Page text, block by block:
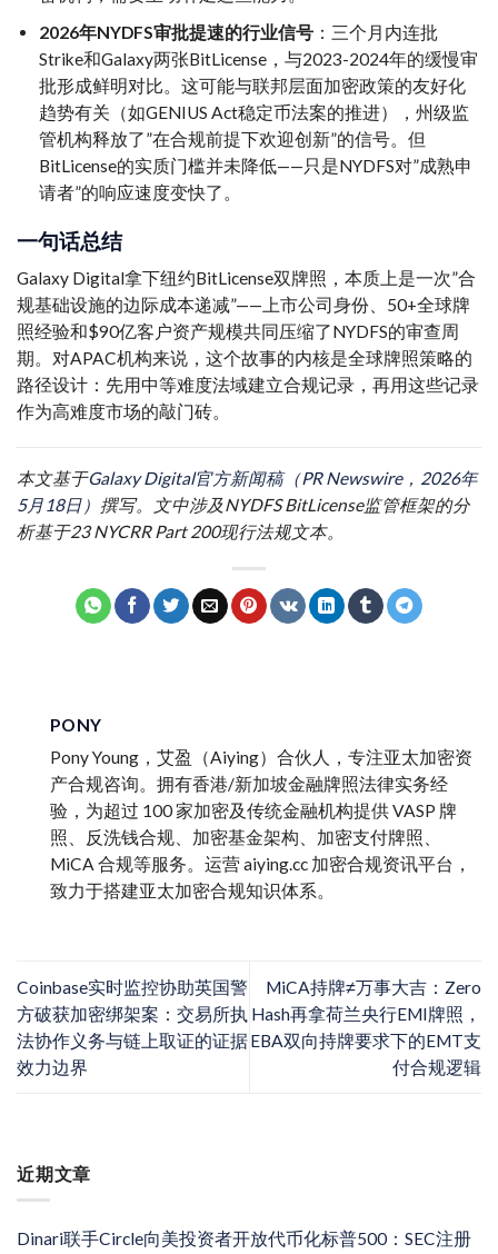
近期文章
Dinari联手Circle向美投资者开放代币化标普500：SEC注册
2026年NYDFS审批提速的行业信号 ：三个月内连批
Strike和Galaxy两张BitLicense，与2023-2024年的缓慢审
批形成鲜明对比。这可能与联邦层面加密政策的友好化
趋势有关（如GENIUS Act稳定币法案的推进），州级监
管机构释放了”在合规前提下欢迎创新”的信号。但
BitLicense的实质门槛并未降低——只是NYDFS对”成熟申
请者”的响应速度变快了。
一句话总结
Galaxy Digital拿下纽约BitLicense双牌照，本质上是一次”合
规基础设施的边际成本递减”——上市公司身份、50+全球牌
照经验和$90亿客户资产规模共同压缩了NYDFS的审查周
期。对APAC机构来说，这个故事的内核是全球牌照策略的
路径设计：先用中等难度法域建立合规记录，再用这些记录
作为高难度市场的敲门砖。
本文基于Galaxy Digital官方新闻稿（PR Newswire，2026年
5月18日） 撰写。文中涉及NYDFS BitLicense监管框架的分
析基于23 NYCRR Part 200现行法规文本。
PONY
Pony Young，艾盈（Aiying）合伙人，专注亚太加密资
产合规咨询。拥有香港/新加坡金融牌照法律实务经
验，为超过 100 家加密及传统金融机构提供 VASP 牌
照、反洗钱合规、加密基金架构、加密支付牌照、
MiCA 合规等服务。运营 aiying.cc 加密合规资讯平台，
致力于搭建亚太加密合规知识体系。
Coinbase实时监控协助英国警
方破获加密绑架案：交易所执
法协作义务与链上取证的证据
效力边界
MiCA持牌≠万事大吉：Zero
Hash再拿荷兰央行EMI牌照，
EBA双向持牌要求下的EMT支
付合规逻辑